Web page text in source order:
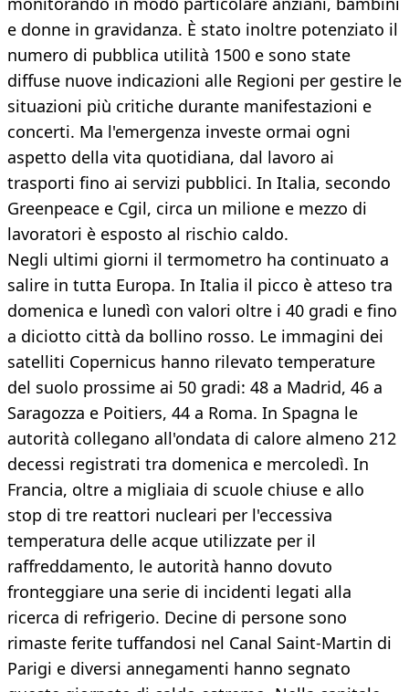
e donne in gravidanza. È stato inoltre potenziato il
numero di pubblica utilità 1500 e sono state
diffuse nuove indicazioni alle Regioni per gestire le
situazioni più critiche durante manifestazioni e
concerti. Ma l'emergenza investe ormai ogni
aspetto della vita quotidiana, dal lavoro ai
trasporti fino ai servizi pubblici. In Italia, secondo
Greenpeace e Cgil, circa un milione e mezzo di
lavoratori è esposto al rischio caldo.
Negli ultimi giorni il termometro ha continuato a
salire in tutta Europa. In Italia il picco è atteso tra
domenica e lunedì con valori oltre i 40 gradi e fino
a diciotto città da bollino rosso. Le immagini dei
satelliti Copernicus hanno rilevato temperature
del suolo prossime ai 50 gradi: 48 a Madrid, 46 a
Saragozza e Poitiers, 44 a Roma. In Spagna le
autorità collegano all'ondata di calore almeno 212
decessi registrati tra domenica e mercoledì. In
Francia, oltre a migliaia di scuole chiuse e allo
stop di tre reattori nucleari per l'eccessiva
temperatura delle acque utilizzate per il
raffreddamento, le autorità hanno dovuto
fronteggiare una serie di incidenti legati alla
ricerca di refrigerio. Decine di persone sono
rimaste ferite tuffandosi nel Canal Saint-Martin di
Parigi e diversi annegamenti hanno segnato